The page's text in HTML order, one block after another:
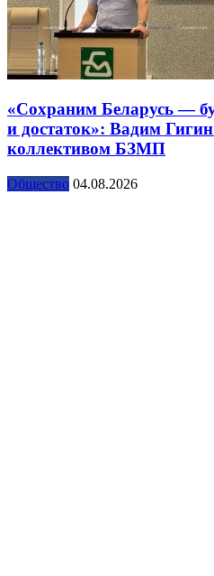
«Сохраним Беларусь —
и достаток»: Вадим
коллективом БЗМП
Общество 04.08.2026